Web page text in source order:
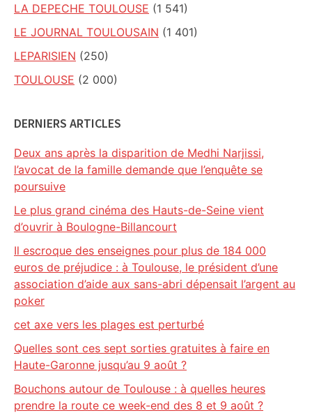
LA DEPECHE TOULOUSE (1 541)
LE JOURNAL TOULOUSAIN (1 401)
LEPARISIEN (250)
TOULOUSE (2 000)
DERNIERS ARTICLES
Deux ans après la disparition de Medhi Narjissi,
l’avocat de la famille demande que l’enquête se
poursuive
Le plus grand cinéma des Hauts-de-Seine vient
d’ouvrir à Boulogne-Billancourt
Il escroque des enseignes pour plus de 184 000
euros de préjudice : à Toulouse, le président d’une
association d’aide aux sans-abri dépensait l’argent au
poker
cet axe vers les plages est perturbé
Quelles sont ces sept sorties gratuites à faire en
Haute-Garonne jusqu’au 9 août ?
Bouchons autour de Toulouse : à quelles heures
prendre la route ce week-end des 8 et 9 août ?